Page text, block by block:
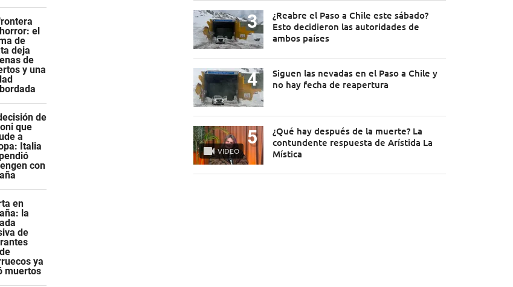
el
de
deja
de
y una
de
que
a
Italia
con
en
la
de
ya
muertos
¿Reabre el Paso a Chile este sábado?
Esto decidieron las autoridades de
ambos países
Siguen las nevadas en el Paso a Chile y
no hay fecha de reapertura
VIDEO
¿Qué hay después de la muerte? La
contundente respuesta de Arístida La
Mística